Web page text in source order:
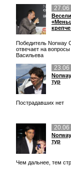
27.06
Победитель Norway
отвечает на
Васильева
23.06
тур
Пострадавших нет
20.06
тур
Чем дальнее, тем